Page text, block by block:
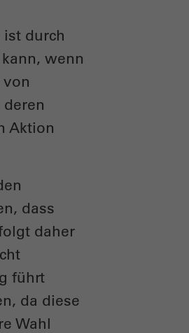
durch
wenn
Aktion
dass
daher
führt
da diese
Wahl